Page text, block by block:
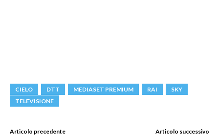
CIELO DTT MEDIASET PREMIUM RAI
SKY
TELEVISIONE
Articolo precedente Articolo successivo